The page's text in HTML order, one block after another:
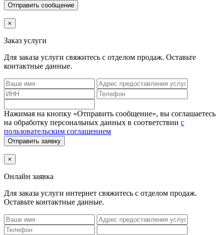
Отправить сообщение
×
Заказ услуги
Для заказа услуги свяжитесь с отделом продаж. Оставьте
контактные данные.
Нажимая на кнопку «Отправить сообщение», вы соглашаетесь
на обработку персональных данных в соответствии с
пользовательским соглашением
Отправить заявку
×
Онлайн заявка
Для заказа услуги интернет свяжитесь с отделом продаж.
Оставьте контактные данные.